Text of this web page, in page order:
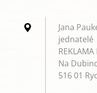
Jana
jednatelé
REKLAMA
Na
516 01